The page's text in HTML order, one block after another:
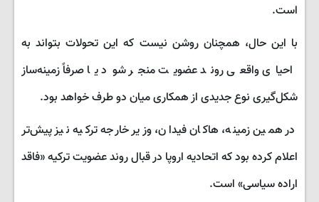
است.
با این حال، همچنان روشن نیست که این تحولات بتواند به
احیای واقعی روند عضویت منجر شود یا صرفاً زمینه‌ساز
شکل‌گیری نوع جدیدی از همکاری میان دو طرف خواهد بود.
در همین زمینه، هاکان فیدان، وزیر خارجه ترکیه نیز پیش‌تر
اعلام کرده بود که اتحادیه اروپا در قبال روند عضویت ترکیه «فاقد
اراده سیاسی» است.